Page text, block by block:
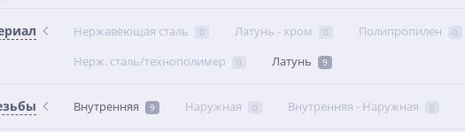
Нержавеющая сталь 0 Латунь - хром 0 Полипропилен 0
Нерж. сталь/технополимер 0 Латунь 9
Внутренняя 9 Наружная 0 Внутренняя - Наружная 0